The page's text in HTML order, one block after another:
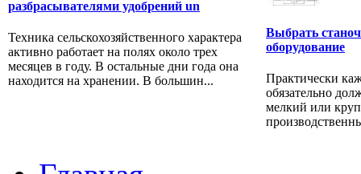
разбрасывателями удобрений un
Техника сельскохозяйственного характера
активно работает на полях около трех
месяцев в году. В остальные дни года она
находится на хранении. В большин...
Выбрать
оборудование
Практически
обязательно
мелкий или